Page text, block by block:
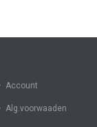
Account
Alg.voorwaaden